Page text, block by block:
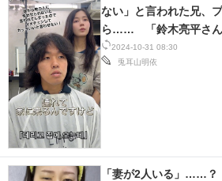
マーケ×ITの今がよく分かる
ITエンジニア向け専門サイト
企業向けIT製品の総合サイト
IT製品の技術・比較・事例
製造業のIT導入・活用を支援
2024-10-31 08:30
兎耳山明依
ない」と言われた兄、
ら…… 「鈴木亮平さん
く
「妻が2人いる」……